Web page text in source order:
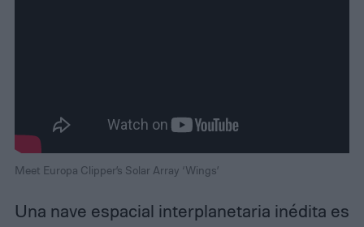
Meet Europa Clipper’s Solar Array ‘Wings’
Una nave espacial interplanetaria inédita es